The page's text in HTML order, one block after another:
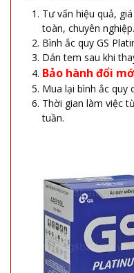
Tư vấn hiệu quả,
toàn, chuyên nghiệp.
Bình ắc quy GS
Dán tem sau khi
Bảo hành đổi
Mua lại bình ắc quy
Thời gian làm việc
tuần.